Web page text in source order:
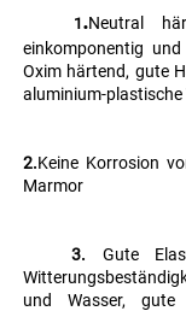
   1
.Neutral
einkomponentig
Oxim härtend, gute
aluminium-
2.Keine Korrosion
Marmor
   3.
Gute
und Wasser,